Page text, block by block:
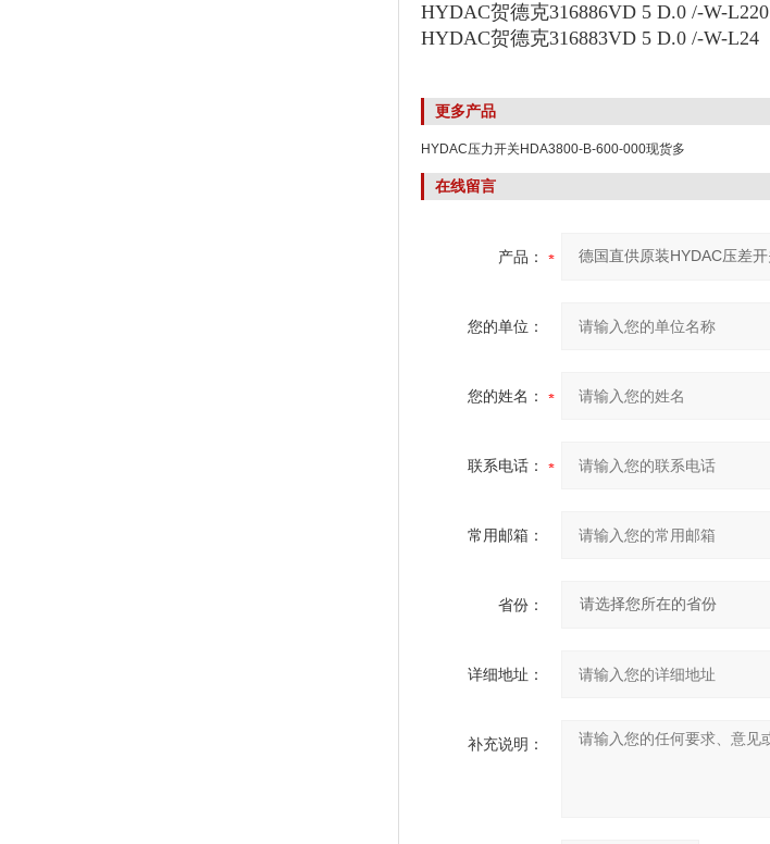
HYDAC贺德克316886VD 5 D.0 /-W-L220
HYDAC贺德克316883VD 5 D.0 /-W-L24
更多产品
HYDAC压力开关HDA3800-B-600-000现货多
在线留言
产品：
您的单位：
您的姓名：
联系电话：
常用邮箱：
省份：
详细地址：
补充说明：